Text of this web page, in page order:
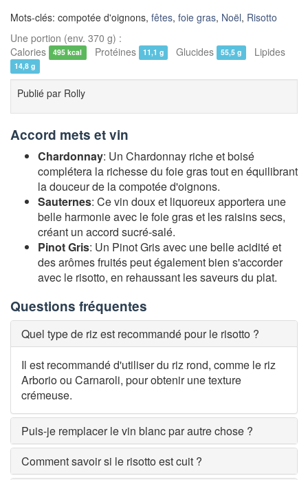
Mots-clés: compotée d'oignons, fêtes, foie gras, Noël, Risotto
Une portion (env. 370 g) :
Calories
495 kcal Protéines 11,1 g Glucides 55,5 g Lipides
14,8 g
Publié par Rolly
Accord mets et vin
Chardonnay: Un Chardonnay riche et boisé
complétera la richesse du foie gras tout en équilibrant
la douceur de la compotée d'oignons.
Sauternes: Ce vin doux et liquoreux apportera une
belle harmonie avec le foie gras et les raisins secs,
créant un accord sucré-salé.
Pinot Gris: Un Pinot Gris avec une belle acidité et
des arômes fruités peut également bien s'accorder
avec le risotto, en rehaussant les saveurs du plat.
Questions fréquentes
Quel type de riz est recommandé pour le risotto ?
Il est recommandé d'utiliser du riz rond, comme le riz
Arborio ou Carnaroli, pour obtenir une texture
crémeuse.
Puis-je remplacer le vin blanc par autre chose ?
Comment savoir si le risotto est cuit ?